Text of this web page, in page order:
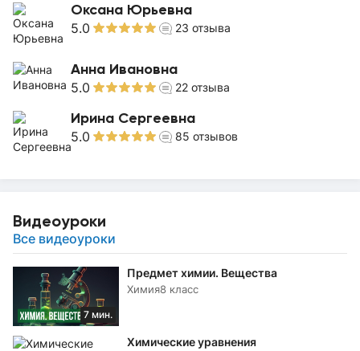
Оксана Юрьевна
5.0 23 отзыва
Анна Ивановна
5.0 22 отзыва
Ирина Сергеевна
5.0 85 отзывов
Видеоуроки
Все видеоуроки
7 мин.
Предмет химии. Вещества
Химия8 класс
Химические уравнения